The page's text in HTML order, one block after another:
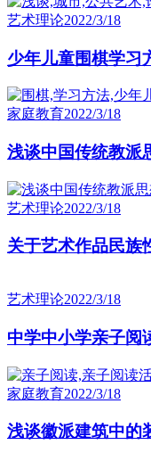
艺术理论2022/3/18
少年儿童围棋学习
家庭教育2022/3/18
浅谈中国传统教派
艺术理论2022/3/18
关于艺术作品民族
艺术理论2022/3/18
中学中小学亲子阅
家庭教育2022/3/18
浅谈徽派建筑中的